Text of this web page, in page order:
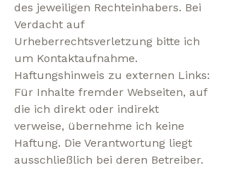
des jeweiligen Rechteinhabers. Bei
Verdacht auf
Urheberrechtsverletzung bitte ich
um Kontaktaufnahme.
Haftungshinweis zu externen Links:
Für Inhalte fremder Webseiten, auf
die ich direkt oder indirekt
verweise, übernehme ich keine
Haftung. Die Verantwortung liegt
ausschließlich bei deren Betreiber.